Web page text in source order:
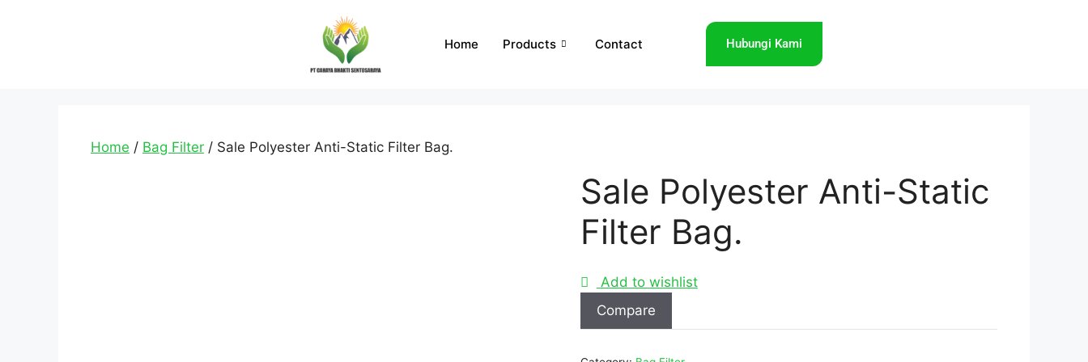
Home Products Contact Hubungi Kami
Home / Bag Filter / Sale Polyester Anti-Static Filter Bag.
Sale Polyester Anti-Static
Filter Bag.
Add to wishlist
Compare